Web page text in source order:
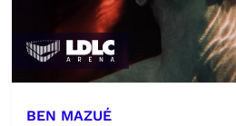
BEN MAZUÉ